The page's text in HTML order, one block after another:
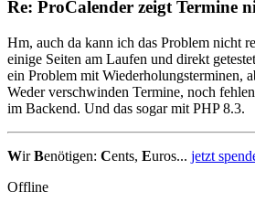
Re: ProCalender zeigt Termine
Hm, auch da kann ich das Problem nicht
einige Seiten am Laufen und direkt
ein Problem mit Wiederholungsterminen,
Weder verschwinden Termine, noch
im Backend. Und das sogar mit PHP 8.3.
WirBenötigen: Cents, Euros... jetzt
Offline